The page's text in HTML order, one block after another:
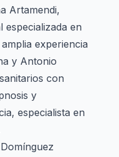
Artamendi,
especializada en
experiencia
y Antonio
con
y
especialista en